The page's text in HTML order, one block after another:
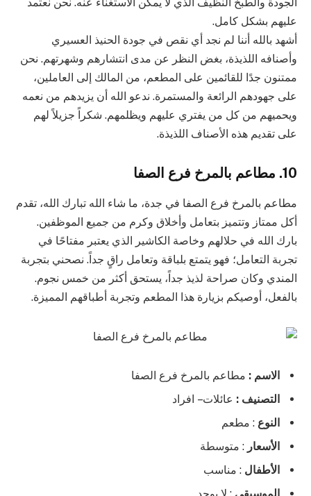
عليهم بشكل كامل.
أشهد بالله أننا لم نجد أي نقص في جودة الحنيذ العسيري
وأصنافه اللذيذة، بغض النظر عن مدى انتشارهم وشهرتهم. نحن
ممتنون جدًا للقائمين على المطعم، من المالك إلى العاملين،
على جهودهم الرائعة والمستمرة. ندعو الله أن يزيدهم من نعمه
ويحميهم من كل من يفتري عليهم ويظلمهم. شكراً جزيلاً لهم
على تقديم هذه الأصناف اللذيذة.
10. مطاعم بالمرخ فرع الصفا
مطاعم بالمرخ فرع الصفا في جدة، ما شاء الله تبارك الله، تقدم
أكل ممتاز وتتميز بتعامل وأخلاق وكرم من جميع الموظفين.
بارك الله في حلالهم وخاصة الكاشير الذي يعتبر مفتاحًا في
تجربة التعامل؛ فهو يتمتع بلباقة وتعامل راقٍ جداً. نصحني بتجربة
المندي وكان صراحة لذيذ جداً، يستحق أكثر من خمس نجوم.
بالفعل، أوصيكم بزيارة هذا المطعم وتجربة أطباقهم المميزة.
الاسم : مطاعم بالمرخ فرع الصفا
التصنيف : عائلات – افراد
النوع : مطعم
الأسعار : متوسطة
الأطفال : مناسب